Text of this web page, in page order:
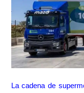
La cadena de